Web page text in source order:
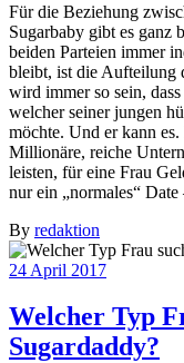
Für die Beziehung
Sugarbaby gibt es ganz
beiden Parteien immer
bleibt, ist die Aufteilung
wird immer so sein,
welcher seiner jungen
möchte. Und er kann
Millionäre, reiche
leisten, für eine Frau
nur ein „normales“
By redaktion
24 April 2017
Welcher Typ
Sugardaddy?